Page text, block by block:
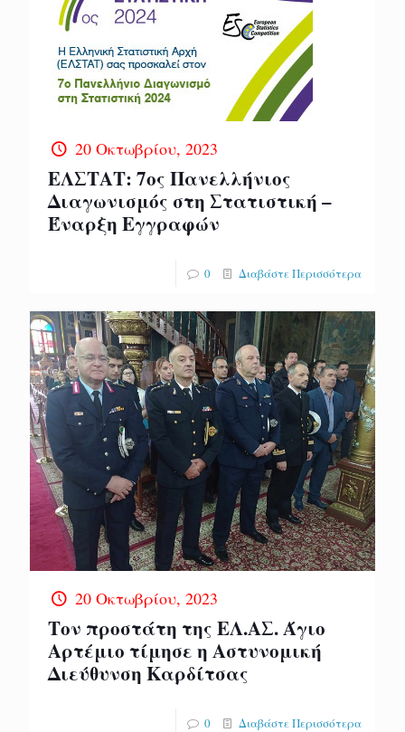
20 Οκτωβρίου, 2023
ΕΛΣΤΑΤ: 7ος Πανελλήνιος
Διαγωνισμός στη Στατιστική –
Έναρξη Εγγραφών
0 Διαβάστε Περισσότερα
20 Οκτωβρίου, 2023
Τον προστάτη της ΕΛ.ΑΣ. Άγιο
Αρτέμιο τίμησε η Αστυνομική
Διεύθυνση Καρδίτσας
0 Διαβάστε Περισσότερα